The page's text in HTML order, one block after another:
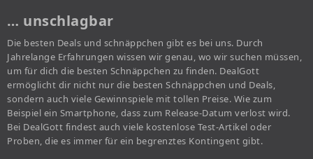
… unschlagbar
Die besten Deals und schnäppchen gibt es bei uns. Durch
Jahrelange Erfahrungen wissen wir genau, wo wir suchen müssen,
um für dich die besten Schnäppchen zu finden. DealGott
ermöglicht dir nicht nur die besten Schnäppchen und Deals,
sondern auch viele Gewinnspiele mit tollen Preise. Wie zum
Beispiel ein Smartphone, dass zum Release-Datum verlost wird.
Bei DealGott findest auch viele kostenlose Test-Artikel oder
Proben, die es immer für ein begrenztes Kontingent gibt.